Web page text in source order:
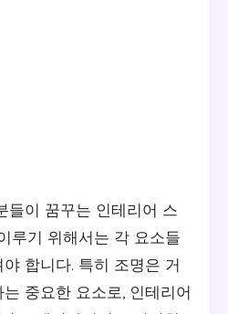
들이 꿈꾸는 인테리어 스
루기 위해서는 각 요소들
합니다. 특히 조명은 거
중요한 요소로, 인테리어